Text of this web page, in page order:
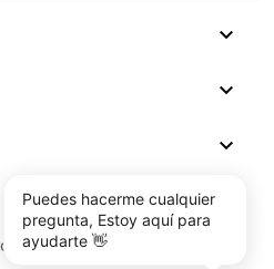
keyboard_arrow_down
keyboard_arrow_down
keyboard_arrow_down
keyboard_arrow_down
de ti, llámanos
Puedes hacerme cualquier
pregunta, Estoy aquí para
ayudarte 👋